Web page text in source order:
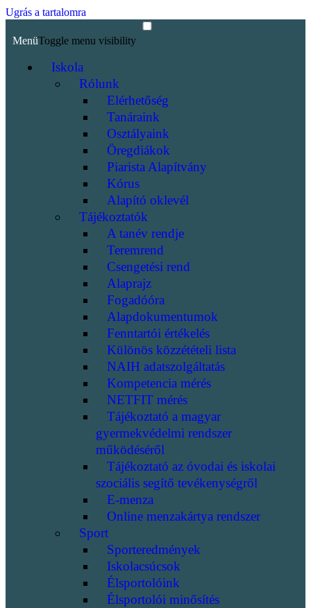
Ugrás a tartalomra
MenüToggle menu visibility
Iskola
Rólunk
Elérhetőség
Tanáraink
Osztályaink
Öregdiákok
Piarista Alapítvány
Kórus
Alapító oklevél
Tájékoztatók
A tanév rendje
Teremrend
Csengetési rend
Alaprajz
Fogadóóra
Alapdokumentumok
Fenntartói értékelés
Különös közzétételi lista
NAIH adatszolgáltatás
Kompetencia mérés
NETFIT mérés
Tájékoztató a magyar
gyermekvédelmi rendszer
működéséről
Tájékoztató az óvodai és iskolai
szociális segítő tevékenységről
E-menza
Online menzakártya rendszer
Sport
Sporteredmények
Iskolacsúcsok
Élsportolóink
Élsportolói minősítés